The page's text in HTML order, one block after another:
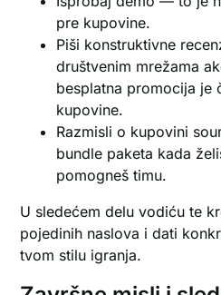
pre kupovine.
Piši konstruktivne
društvenim mrežama
besplatna promocija je
kupovine.
Razmisli o kupovini
bundle paketa kada
pomogneš timu.
U sledećem delu vodiću te
pojedinih naslova i dati
tvom stilu igranja.